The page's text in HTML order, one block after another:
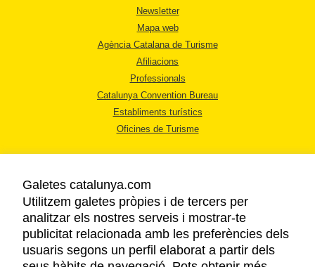
Newsletter
Mapa web
Agència Catalana de Turisme
Afiliacions
Professionals
Catalunya Convention Bureau
Establiments turístics
Oficines de Turisme
AVÍS LEGAL
POLÍTICA DE PRIVACITAT
COOKIES
Galetes catalunya.com
Utilitzem galetes pròpies i de tercers per
analitzar els nostres serveis i mostrar-te
publicitat relacionada amb les preferències dels
usuaris segons un perfil elaborat a partir dels